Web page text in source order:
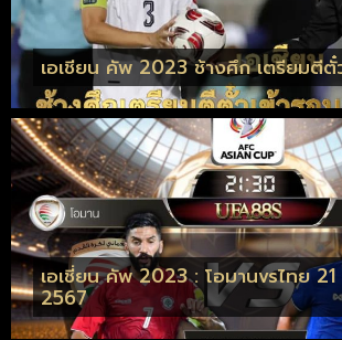
เอเชียน คัพ 2023 ช้างศึก เตรียมตีตั๋
เอเชี่ยน คัพ 2023 : โอมานvsไทย
2567